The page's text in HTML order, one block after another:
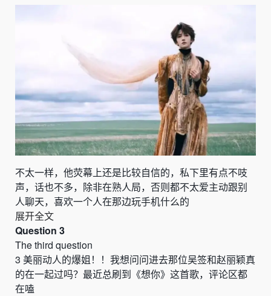
不太一样，他荧幕上还是比较自信的，私下里有点不吱
声，话也不多，除非在熟人局，否则都不太爱主动跟别
人聊天，喜欢一个人在那边玩手机什么的
展开全文
Question 3
The third question
3 美丽动人的爆姐！！我想问问进去那位吴签和赵丽颖真
的在一起过吗？最近总刷到 《想你》 这首歌， 评论区都
在嗑